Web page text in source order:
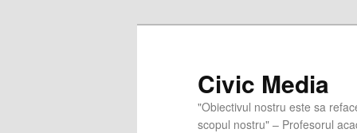
Civic Media
"Obiectivul nostru este sa
scopul nostru" – Profesorul